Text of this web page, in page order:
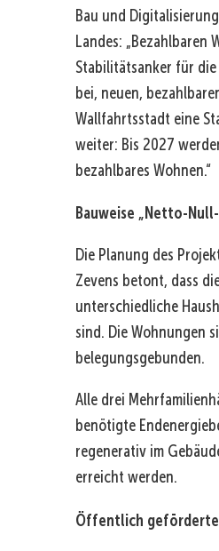
Bau und
Landes:
Stabilitätsanker für
bei, neuen,
Wallfahrtsstadt eine
weiter: Bis 2027
bezahlbares Wohnen.“
Bauweise „Netto-
Die Planung des
Zevens betont, dass
unterschiedliche
sind. Die Wohnungen
belegungsgebunden.
Alle drei
benötigte
regenerativ im
erreicht werden.
Öffentlich